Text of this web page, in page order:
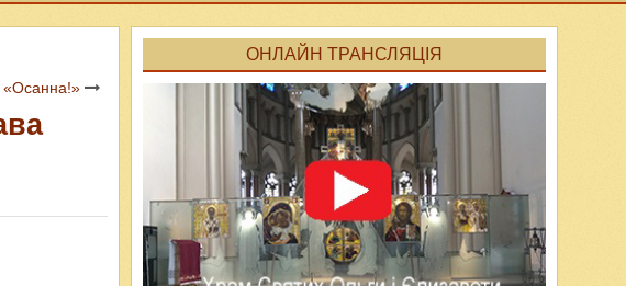
«Осанна!»
ОНЛАЙН ТРАНСЛЯЦІЯ